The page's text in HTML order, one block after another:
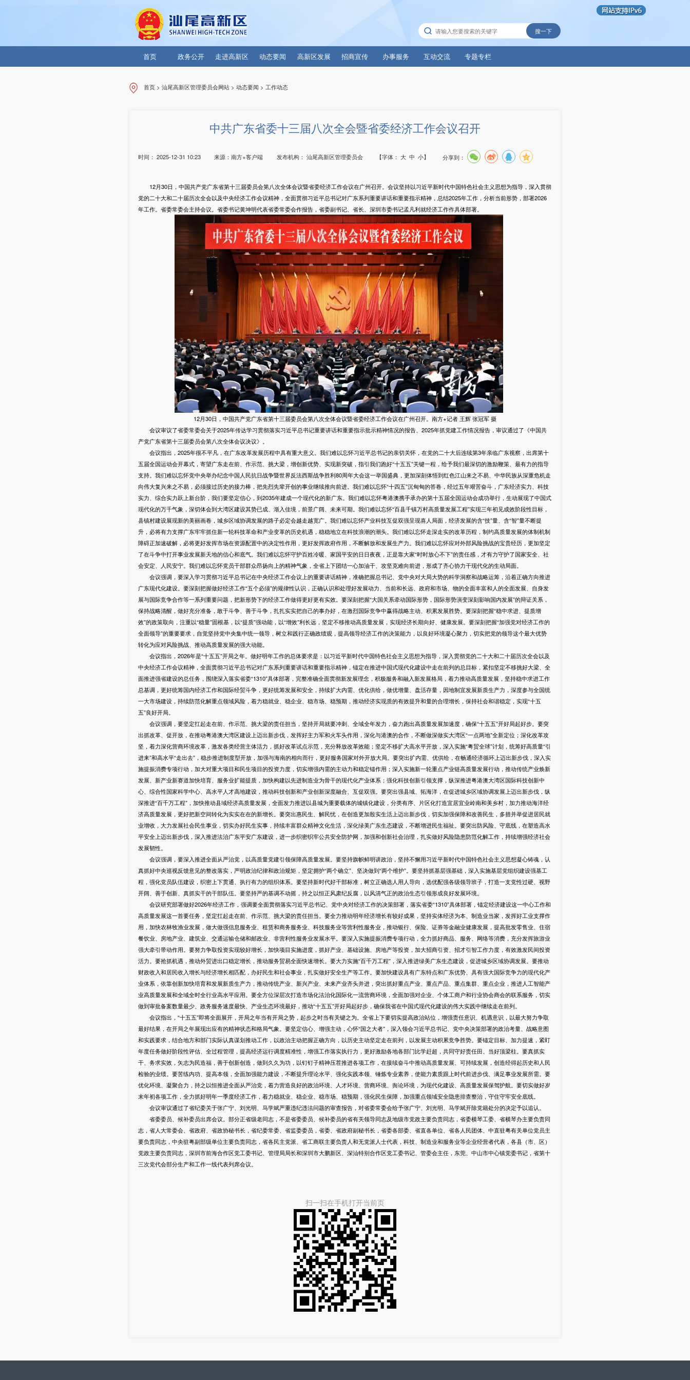
搜一下
首页 政务公开 走进高新区 动态要闻 高新区发展 招商宣传 办事服务 互动交流 专题专栏
首页 >汕尾高新区管理委员会网站 >动态要闻 >工作动态
中共广东省委十三届八次全会暨省委经济工作会议召开
时间： 2025-12-31 10:23 来源：南方+客户端 发布机构： 汕尾高新区管理委员会 【字体： 大 中 小】 分享到：
12月30日，中国共产党广东省第十三届委员会第八次全体会议暨省委经济工作会议在广州召开。会议坚持以习近平新时代中国特色社会主义思想为指导，深入贯彻
党的二十大和二十届历次全会以及中央经济工作会议精神，全面贯彻习近平总书记对广东系列重要讲话和重要指示精神，总结2025年工作，分析当前形势，部署2026
年工作。省委常委会主持会议。省委书记黄坤明代表省委常委会作报告，省委副书记、省长、深圳市委书记孟凡利就经济工作作具体部署。
12月30日，中国共产党广东省第十三届委员会第八次全体会议暨省委经济工作会议在广州召开。南方+记者 王辉 张冠军 摄
会议审议了省委常委会关于2025年传达学习贯彻落实习近平总书记重要讲话和重要指示批示精神情况的报告、2025年抓党建工作情况报告，审议通过了《中国共
产党广东省第十三届委员会第八次全体会议决议》。
会议指出，2025年很不平凡，在广东改革发展历程中具有重大意义。我们难以忘怀习近平总书记的亲切关怀，在党的二十大后连续第3年亲临广东视察，出席第十
五届全国运动会开幕式，寄望广东走在前、作示范、挑大梁，增创新优势、实现新突破，指引我们跑好“十五五”关键一程，给予我们最深切的激励鞭策、最有力的指导
支持。我们难以忘怀党中央举办纪念中国人民抗日战争暨世界反法西斯战争胜利80周年大会这一举国盛典，更加深刻体悟到红色江山来之不易、中华民族从深重危机走
向伟大复兴来之不易，必须接过历史的接力棒，把先烈先辈开创的事业继续推向前进。我们难以忘怀“十四五”沉甸甸的答卷，经过五年艰苦奋斗，广东经济实力、科技
实力、综合实力跃上新台阶，我们要坚定信心，到2035年建成一个现代化的新广东。我们难以忘怀粤港澳携手承办的第十五届全国运动会成功举行，生动展现了中国式
现代化的万千气象，深切体会到大湾区建设其势已成、渐入佳境，前景广阔、未来可期。我们难以忘怀“百县千镇万村高质量发展工程”实现三年初见成效阶段性目标，
县镇村建设展现新的美丽画卷，城乡区域协调发展的路子必定会越走越宽广。我们难以忘怀产业科技互促双强呈现喜人局面，经济发展的含“技”量、含“智”量不断提
升，必将有力支撑广东牢牢抓住新一轮科技革命和产业变革的历史机遇，稳稳地立在科技浪潮的潮头。我们难以忘怀走深走实的改革历程，制约高质量发展的体制机制
障碍正加速破解，必将更好发挥市场在资源配置中的决定性作用，更好发挥政府作用，不断解放和发展生产力。我们难以忘怀应对外部风险挑战的宝贵经历，更加坚定
了在斗争中打开事业发展新天地的信心和底气。我们难以忘怀守护百姓冷暖、家国平安的日日夜夜，正是靠大家“时时放心不下”的责任感，才有力守护了国家安全、社
会安定、人民安宁。我们难以忘怀党员干部群众昂扬向上的精神气象，全省上下团结一心加油干、攻坚克难向前进，形成了齐心协力干现代化的生动局面。
会议强调，要深入学习贯彻习近平总书记在中央经济工作会议上的重要讲话精神，准确把握总书记、党中央对大局大势的科学洞察和战略运筹，沿着正确方向推进
广东现代化建设。要深刻把握做好经济工作“五个必须”的规律性认识，正确认识和处理好发展动力、当前和长远、政府和市场、物的全面丰富和人的全面发展、自身发
展与国际竞争合作等一系列重要问题，把新形势下的经济工作做得更好更有实效。要深刻把握“大国关系牵动国际形势，国际形势演变深刻影响国内发展”的辩证关系，
保持战略清醒，做好充分准备，敢于斗争、善于斗争，扎扎实实把自己的事办好，在激烈国际竞争中赢得战略主动、积累发展胜势。要深刻把握“稳中求进、提质增
效”的政策取向，注重以“稳量”固根基，以“提质”强动能，以“增效”利长远，坚定不移推动高质量发展，实现经济长期向好、健康发展。要深刻把握“加强党对经济工作的
全面领导”的重要要求，自觉坚持党中央集中统一领导，树立和践行正确政绩观，提高领导经济工作的决策能力，以良好环境凝心聚力，切实把党的领导这个最大优势
转化为应对风险挑战、推动高质量发展的强大动能。
会议指出，2026年是“十五五”开局之年。做好明年工作的总体要求是：以习近平新时代中国特色社会主义思想为指导，深入贯彻党的二十大和二十届历次全会以及
中央经济工作会议精神，全面贯彻习近平总书记对广东系列重要讲话和重要指示精神，锚定在推进中国式现代化建设中走在前列的总目标，紧扣坚定不移挑好大梁、全
面推进强省建设的总任务，围绕深入落实省委“1310”具体部署，完整准确全面贯彻新发展理念，积极服务和融入新发展格局，着力推动高质量发展，坚持稳中求进工作
总基调，更好统筹国内经济工作和国际经贸斗争，更好统筹发展和安全，持续扩大内需、优化供给，做优增量、盘活存量，因地制宜发展新质生产力，深度参与全国统
一大市场建设，持续防范化解重点领域风险，着力稳就业、稳企业、稳市场、稳预期，推动经济实现质的有效提升和量的合理增长，保持社会和谐稳定，实现“十五
五”良好开局。
会议强调，要坚定扛起走在前、作示范、挑大梁的责任担当，坚持开局就要冲刺、全域全年发力，奋力跑出高质量发展加速度，确保“十五五”开好局起好步。要突
出抓改革、促开放，在推动粤港澳大湾区建设上迈出新步伐，发挥好主力军和火车头作用，深化与港澳的合作，不断做深做实大湾区“一点两地”全新定位；深化改革攻
坚，着力深化营商环境改革，激发各类经营主体活力，抓好改革试点示范，充分释放改革效能；坚定不移扩大高水平开放，深入实施“粤贸全球”计划，统筹好高质量“引
进来”和高水平“走出去”，稳步推进制度型开放，加强与海南的相向而行，更好服务国家对外开放大局。要突出扩内需、优供给，在畅通经济循环上迈出新步伐，深入实
施提振消费专项行动，加大对重大项目和民生项目的投资力度，切实增强内需的主动力和稳定锚作用；深入实施新一轮重点产业链高质量发展行动，推动传统产业焕新
发展、新产业新赛道加快培育、服务业扩能提质，加快构建以先进制造业为骨干的现代化产业体系；强化科技创新引领支撑，纵深推进粤港澳大湾区国际科技创新中
心、综合性国家科学中心、高水平人才高地建设，推动科技创新和产业创新深度融合、互促双强。要突出强县域、拓海洋，在促进城乡区域协调发展上迈出新步伐，纵
深推进“百千万工程”，加快推动县域经济高质量发展，全面发力推进以县城为重要载体的城镇化建设，分类有序、片区化打造宜居宜业岭南和美乡村，加力推动海洋经
济高质量发展，更好把新空间转化为实实在在的新增长。要突出惠民生、解民忧，在创造更加殷实生活上迈出新步伐，切实加强保障和改善民生，多措并举促进居民就
业增收，大力发展社会民生事业，切实办好民生实事，持续丰富群众精神文化生活，深化绿美广东生态建设，不断增进民生福祉。要突出防风险、守底线，在塑造高水
平安全上迈出新步伐，深入推进法治广东平安广东建设，进一步织密织牢公共安全防护网，加强和创新社会治理，扎实做好风险隐患防范化解工作，持续增强经济社会
发展韧性。
会议强调，要深入推进全面从严治党，以高质量党建引领保障高质量发展。要坚持旗帜鲜明讲政治，坚持不懈用习近平新时代中国特色社会主义思想凝心铸魂，认
真抓好中央巡视反馈意见的整改落实，严明政治纪律和政治规矩，坚定拥护“两个确立”、坚决做到“两个维护”。要坚持抓基层强基础，深入实施基层党组织建设强基工
程，强化党员队伍建设，织密上下贯通、执行有力的组织体系。要坚持新时代好干部标准，树立正确选人用人导向，选优配强各级领导班子，打造一支党性过硬、视野
开阔、善于创新、真抓实干的干部队伍。要坚持严的基调不动摇，持之以恒正风肃纪反腐，以风清气正的政治生态引领形成良好发展环境。
会议研究部署做好2026年经济工作，强调要全面贯彻落实习近平总书记、党中央对经济工作的决策部署，落实省委“1310”具体部署，锚定经济建设这一中心工作和
高质量发展这一首要任务，坚定扛起走在前、作示范、挑大梁的责任担当。要全力推动明年经济增长有较好成果，坚持实体经济为本、制造业当家，发挥好工业支撑作
用，加快农林牧渔业发展，做大做强信息服务业、租赁和商务服务业、科技服务业等营利性服务业，推动银行、保险、证券等金融业健康发展，提高批发零售业、住宿
餐饮业、房地产业、建筑业、交通运输仓储和邮政业、非营利性服务业发展水平。要深入实施提振消费专项行动，全力抓好商品、服务、网络等消费，充分发挥旅游业
强大牵引带动作用。要努力争取投资实现较好增长，加快项目实施进度，抓好产业、基础设施、房地产等投资，加大招商引资、招才引智工作力度，有效激发民间投资
活力。要抢抓机遇，推动外贸进出口稳定增长，推动服务贸易全面快速增长。要大力实施“百千万工程”，深入推进绿美广东生态建设，促进城乡区域协调发展。要推动
财政收入和居民收入增长与经济增长相匹配，办好民生和社会事业，扎实做好安全生产等工作。要加快建设具有广东特点和广东优势、具有强大国际竞争力的现代化产
业体系，依靠创新加快培育和发展新质生产力，推动传统产业、新兴产业、未来产业齐头并进，突出抓好重点产业、重点产品、重点集群、重点企业，推进人工智能产
业高质量发展和全域全时全行业高水平应用。要全方位深层次打造市场化法治化国际化一流营商环境，全面加强对企业、个体工商户和行业协会商会的联系服务，切实
做到审批备案数量最少、政务服务速度最快、产业生态环境最好，推动“十五五”开好局起好步，确保我省在中国式现代化建设的伟大实践中继续走在前列。
会议指出，“十五五”即将全面展开，开局之年当有开局之势，起步之时当有关键之为。全省上下要切实提高政治站位，增强责任意识、机遇意识，以最大努力争取
最好结果，在开局之年展现出应有的精神状态和格局气象。要坚定信心、增强主动，心怀“国之大者”，深入领会习近平总书记、党中央决策部署的政治考量、战略意图
和实践要求，结合地方和部门实际认真谋划推动工作，以政治主动把握正确方向，以历史主动坚定走在前列，以发展主动积累竞争胜势。要锚定目标、加力提速，紧盯
年度任务做好阶段性评估、全过程管理，提高经济运行调度精准性，增强工作落实执行力，更好激励各地各部门比学赶超，共同守好责任田、当好顶梁柱。要真抓实
干、务求实效，矢志为民造福，善于创新创造，做到久久为功，以钉钉子精神压茬推进各项工作，在接续奋斗中推动高质量发展、可持续发展，创造经得起历史和人民
检验的业绩。要苦练内功、提高本领，全面加强能力建设，不断提升理论水平、强化实践本领、锤炼专业素养，使能力素质跟上时代前进步伐、满足事业发展所需。要
优化环境、凝聚合力，持之以恒推进全面从严治党，着力营造良好的政治环境、人才环境、营商环境、舆论环境，为现代化建设、高质量发展保驾护航。要切实做好岁
末年初各项工作，全力抓好明年一季度经济工作，着力稳就业、稳企业、稳市场、稳预期，强化民生保障，加强重点领域安全隐患排查整治，守住守牢安全底线。
会议审议通过了省纪委关于张广宁、刘光明、马学斌严重违纪违法问题的审查报告，对省委常委会给予张广宁、刘光明、马学斌开除党籍处分的决定予以追认。
省委委员、候补委员出席会议。部分正省级老同志，不是省委委员、候补委员的省有关领导同志及地级市党政主要负责同志，省委横琴工委、省横琴办主要负责同
志，省人大常委会、省政府、省政协秘书长，省纪委常委、省监委委员，省委、省政府副秘书长，省委各部委、省直各单位、省各人民团体、中直驻粤有关单位党员主
要负责同志，中央驻粤副部级单位主要负责同志，省各民主党派、省工商联主要负责人和无党派人士代表，科技、制造业和服务业等企业经营者代表，各县（市、区）
党政主要负责同志，深圳市前海合作区党工委书记、管理局局长和深圳市大鹏新区、深汕特别合作区党工委书记、管委会主任，东莞、中山市中心镇党委书记，省第十
三次党代会部分生产和工作一线代表列席会议。
扫一扫在手机打开当前页